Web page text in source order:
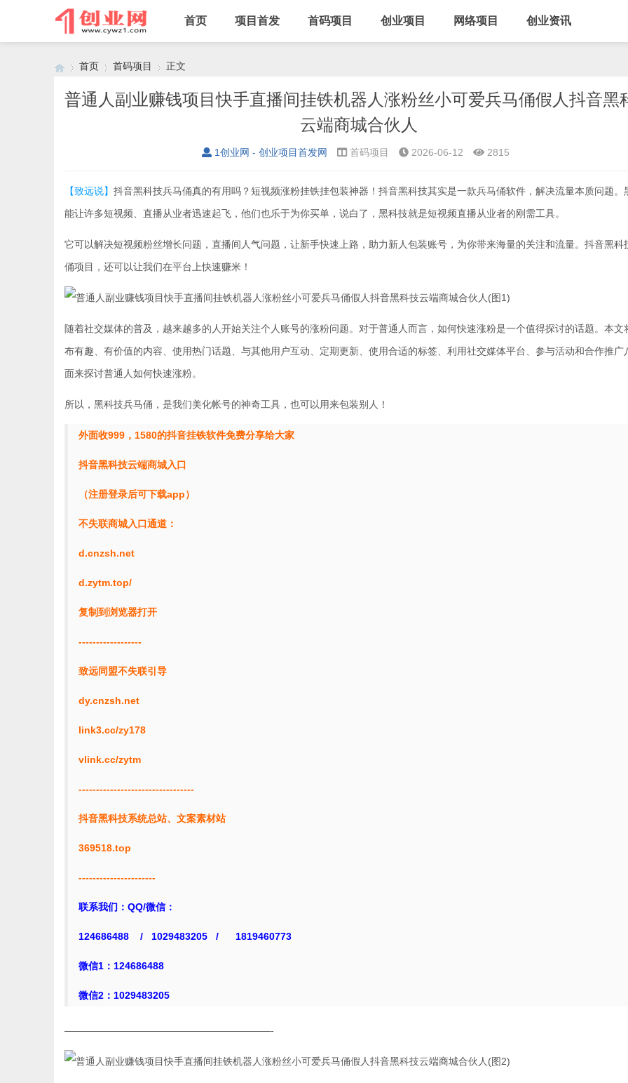
首页 项目首发 首码项目 创业项目 网络项目 创业资讯
首页 首码项目 正文
普通人副业赚钱项目快手直播间挂铁机器人涨粉丝小可爱兵马俑假人抖音黑
云端商城合伙人
1创业网 - 创业项目首发网 首码项目 2026-06-12 2815
【致远说】 抖音黑科技兵马俑真的有用吗？短视频涨粉挂铁挂包装神器！抖音黑科技其实是一款兵马俑软件，解决流量本质问题。
能让许多短视频、直播从业者迅速起飞，他们也乐于为你买单，说白了，黑科技就是短视频直播从业者的刚需工具。
它可以解决短视频粉丝增长问题，直播间人气问题，让新手快速上路，助力新人包装账号，为你带来海量的关注和流量。抖音黑科
俑项目，还可以让我们在平台上快速赚米！
随着社交媒体的普及，越来越多的人开始关注个人账号的涨粉问题。对于普通人而言，如何快速涨粉是一个值得探讨的话题。本文
布有趣、有价值的内容、使用热门话题、与其他用户互动、定期更新、使用合适的标签、利用社交媒体平台、参与活动和合作推广
面来探讨普通人如何快速涨粉。
所以，黑科技兵马俑，是我们美化帐号的神奇工具，也可以用来包装别人！
外面收999，1580的抖音挂铁软件免费分享给大家
抖音黑科技云端商城入口
（注册登录后可下载app）
不失联商城入口通道：
d.cnzsh.net
d.zytm.top/
复制到浏览器打开
------------------
致远同盟不失联引导
dy.cnzsh.net
link3.cc/zy178
vlink.cc/zytm
---------------------------------
抖音黑科技系统总站、文案素材站
369518.top
----------------------
联系我们：QQ/微信：
124686488 / 1029483205 / 1819460773
微信1：124686488
微信2：1029483205
—————————————————————-